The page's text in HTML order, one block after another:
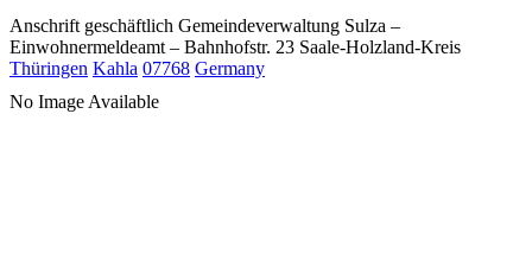
Anschrift geschäftlich Gemeindeverwaltung Sulza –
Einwohnermeldeamt – Bahnhofstr. 23 Saale-Holzland-Kreis
Thüringen Kahla 07768 Germany
No Image Available